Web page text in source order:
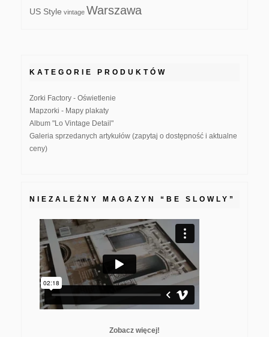
US Style vintage Warszawa
KATEGORIE PRODUKTÓW
Zorki Factory - Oświetlenie
Mapzorki - Mapy plakaty
Album "Lo Vintage Detail"
Galeria sprzedanych artykułów (zapytaj o dostępność i aktualne
ceny)
NIEZALEŻNY MAGAZYN “BE SLOWLY”
Zobacz więcej!